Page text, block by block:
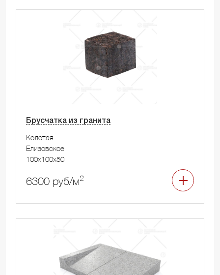
Брусчатка из гранита
Колотая
Елизовское
100x100x50
6300 руб/м2